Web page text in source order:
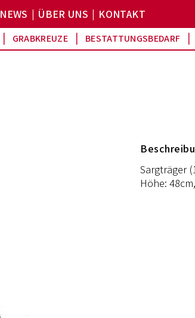
GRABKREUZE BESTATTUNGSBEDARF
NEWS ÜBER UNS KONTAKT
Sargträger
Höhe: